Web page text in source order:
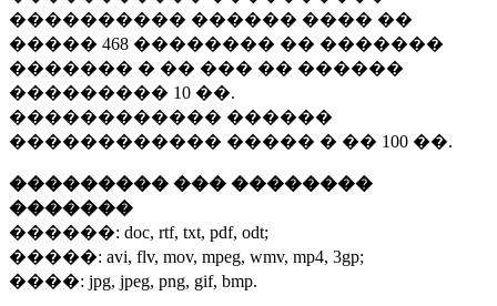
���������� ������ ���� ��
����� 468 �������� �� �������
������� � �� ��� �� ������
��������� 10 ��.
������������ ������
������������ ����� � �� 100 ��.
��������� ��� ��������
�������
������: doc, rtf, txt, pdf, odt;
�����: avi, flv, mov, mpeg, wmv, mp4, 3gp;
����: jpg, jpeg, png, gif, bmp.